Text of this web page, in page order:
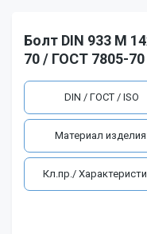
Болт DIN 933 M
70 / ГОСТ 7805-
DIN / ГОСТ / ISO
Материал
Кл.пр./